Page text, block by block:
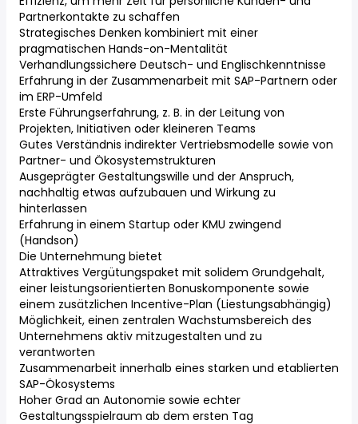
Partnerkontakte zu schaffen
Strategisches Denken kombiniert mit einer
pragmatischen Hands-on-Mentalität
Verhandlungssichere Deutsch- und Englischkenntnisse
Erfahrung in der Zusammenarbeit mit SAP-Partnern oder
im ERP-Umfeld
Erste Führungserfahrung, z. B. in der Leitung von
Projekten, Initiativen oder kleineren Teams
Gutes Verständnis indirekter Vertriebsmodelle sowie von
Partner- und Ökosystemstrukturen
Ausgeprägter Gestaltungswille und der Anspruch,
nachhaltig etwas aufzubauen und Wirkung zu
hinterlassen
Erfahrung in einem Startup oder KMU zwingend
(Handson)
Die Unternehmung bietet
Attraktives Vergütungspaket mit solidem Grundgehalt,
einer leistungsorientierten Bonuskomponente sowie
einem zusätzlichen Incentive-Plan (Liestungsabhängig)
Möglichkeit, einen zentralen Wachstumsbereich des
Unternehmens aktiv mitzugestalten und zu
verantworten
Zusammenarbeit innerhalb eines starken und etablierten
SAP-Ökosystems
Hoher Grad an Autonomie sowie echter
Gestaltungsspielraum ab dem ersten Tag